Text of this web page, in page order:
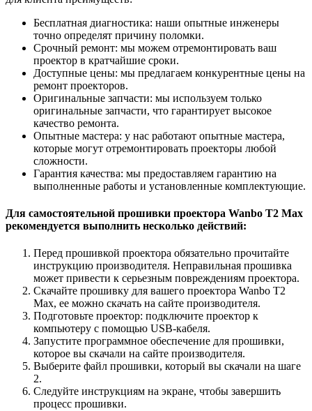
Бесплатная диагностика: наши опытные инженеры
точно определят причину поломки.
Срочный ремонт: мы можем отремонтировать ваш
проектор в кратчайшие сроки.
Доступные цены: мы предлагаем конкурентные цены на
ремонт проекторов.
Оригинальные запчасти: мы используем только
оригинальные запчасти, что гарантирует высокое
качество ремонта.
Опытные мастера: у нас работают опытные мастера,
которые могут отремонтировать проекторы любой
сложности.
Гарантия качества: мы предоставляем гарантию на
выполненные работы и установленные комплектующие.
Для самостоятельной прошивки проектора Wanbo T2 Max
рекомендуется выполнить несколько действий:
Перед прошивкой проектора обязательно прочитайте
инструкцию производителя. Неправильная прошивка
может привести к серьезным повреждениям проектора.
Скачайте прошивку для вашего проектора Wanbo T2
Max, ее можно скачать на сайте производителя.
Подготовьте проектор: подключите проектор к
компьютеру с помощью USB-кабеля.
Запустите программное обеспечение для прошивки,
которое вы скачали на сайте производителя.
Выберите файл прошивки, который вы скачали на шаге
2.
Следуйте инструкциям на экране, чтобы завершить
процесс прошивки.